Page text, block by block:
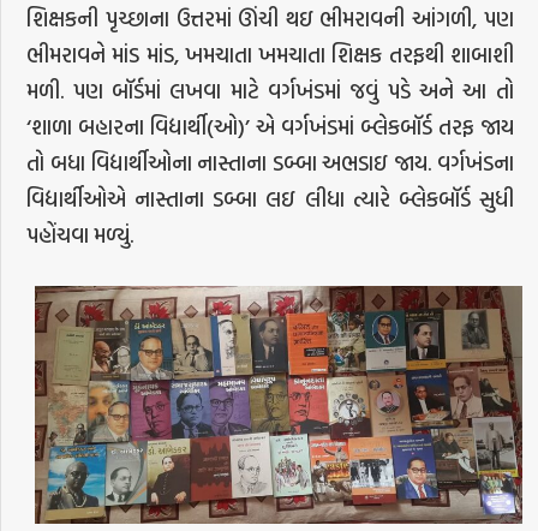
શિક્ષકની પૃચ્છાના ઉત્તરમાં ઊંચી થઇ ભીમરાવની આંગળી, પણ
ભીમરાવને માંડ માંડ, ખમચાતા ખમચાતા શિક્ષક તરફથી શાબાશી
મળી. પણ બૉર્ડમાં લખવા માટે વર્ગખંડમાં જવું પડે અને આ તો
‘શાળા બહારના વિદ્યાર્થી(ઓ)’ એ વર્ગખંડમાં બ્લેકબૉર્ડ તરફ જાય
તો બધા વિદ્યાર્થીઓના નાસ્તાના ડબ્બા અભડાઇ જાય. વર્ગખંડના
વિદ્યાર્થીઓએ નાસ્તાના ડબ્બા લઇ લીધા ત્યારે બ્લેકબૉર્ડ સુધી
પહોંચવા મળ્યું.